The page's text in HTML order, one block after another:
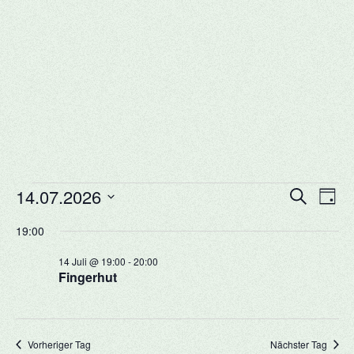
Veranstaltungen
14.
und
SucheTag
14.07.2026
wählen.
19:00
Fingerhut
14 Juli @ 19:00 -20:00
Vorheriger Tag Nächster Tag